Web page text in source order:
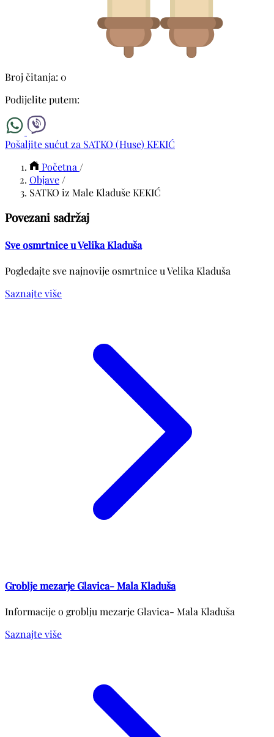
Broj čitanja: 0
Podijelite putem:
Pošaljite sućut za SATKO (Huse) KEKIĆ
Početna /
Objave /
SATKO iz Male Kladuše KEKIĆ
Povezani sadržaj
Sve osmrtnice u Velika Kladuša
Pogledajte sve najnovije osmrtnice u Velika Kladuša
Saznajte više
Groblje mezarje Glavica- Mala Kladuša
Informacije o groblju mezarje Glavica- Mala Kladuša
Saznajte više